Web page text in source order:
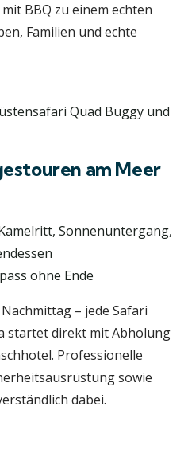
mit BBQ zu einem echten
Familien und echte
Quad Buggy und
am Meer
Sonnenuntergang,
ohne Ende
– jede Safari
startet direkt mit Abholung
Professionelle
sowie
dabei.